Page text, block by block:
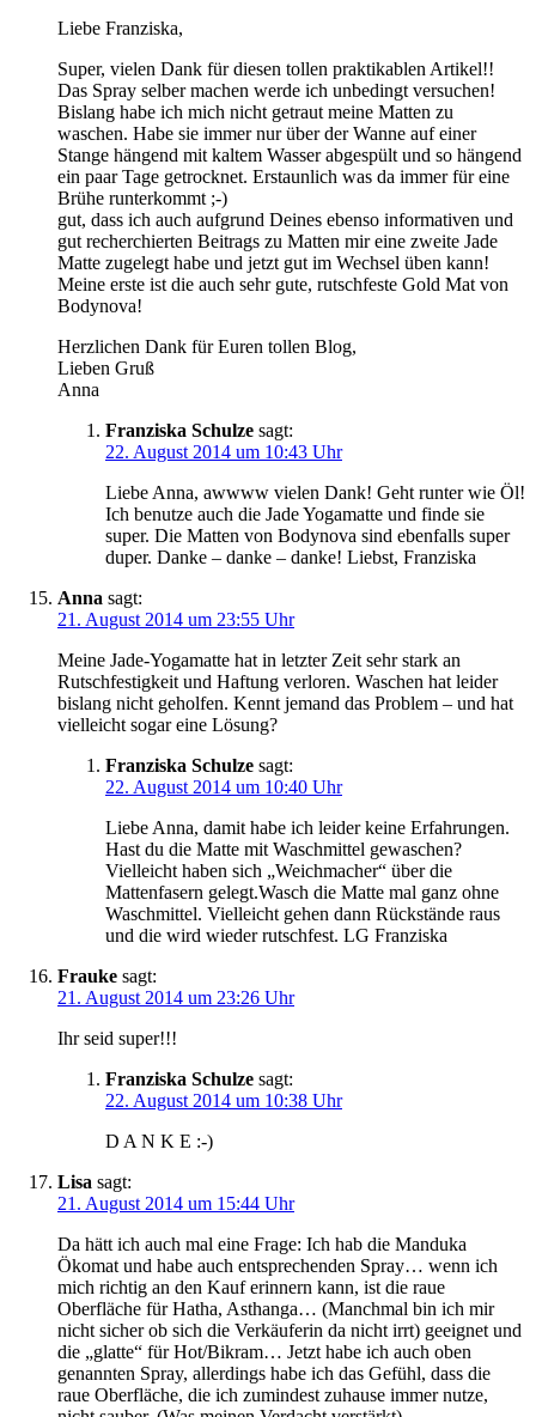
Liebe Franziska,
Super, vielen Dank für diesen tollen praktikablen Artikel!!
Das Spray selber machen werde ich unbedingt versuchen!
Bislang habe ich mich nicht getraut meine Matten zu
waschen. Habe sie immer nur über der Wanne auf einer
Stange hängend mit kaltem Wasser abgespült und so hängend
ein paar Tage getrocknet. Erstaunlich was da immer für eine
Brühe runterkommt ;-)
gut, dass ich auch aufgrund Deines ebenso informativen und
gut recherchierten Beitrags zu Matten mir eine zweite Jade
Matte zugelegt habe und jetzt gut im Wechsel üben kann!
Meine erste ist die auch sehr gute, rutschfeste Gold Mat von
Bodynova!
Herzlichen Dank für Euren tollen Blog,
Lieben Gruß
Anna
Franziska Schulze sagt:
22. August 2014 um 10:43 Uhr
Liebe Anna, awwww vielen Dank! Geht runter wie Öl!
Ich benutze auch die Jade Yogamatte und finde sie
super. Die Matten von Bodynova sind ebenfalls super
duper. Danke – danke – danke! Liebst, Franziska
Anna sagt:
21. August 2014 um 23:55 Uhr
Meine Jade-Yogamatte hat in letzter Zeit sehr stark an
Rutschfestigkeit und Haftung verloren. Waschen hat leider
bislang nicht geholfen. Kennt jemand das Problem – und hat
vielleicht sogar eine Lösung?
Franziska Schulze sagt:
22. August 2014 um 10:40 Uhr
Liebe Anna, damit habe ich leider keine Erfahrungen.
Hast du die Matte mit Waschmittel gewaschen?
Vielleicht haben sich „Weichmacher“ über die
Mattenfasern gelegt.Wasch die Matte mal ganz ohne
Waschmittel. Vielleicht gehen dann Rückstände raus
und die wird wieder rutschfest. LG Franziska
Frauke sagt:
21. August 2014 um 23:26 Uhr
Ihr seid super!!!
Franziska Schulze sagt:
22. August 2014 um 10:38 Uhr
D A N K E :-)
Lisa sagt:
21. August 2014 um 15:44 Uhr
Da hätt ich auch mal eine Frage: Ich hab die Manduka
Ökomat und habe auch entsprechenden Spray… wenn ich
mich richtig an den Kauf erinnern kann, ist die raue
Oberfläche für Hatha, Asthanga… (Manchmal bin ich mir
nicht sicher ob sich die Verkäuferin da nicht irrt) geeignet und
die „glatte“ für Hot/Bikram… Jetzt habe ich auch oben
genannten Spray, allerdings habe ich das Gefühl, dass die
raue Oberfläche, die ich zumindest zuhause immer nutze,